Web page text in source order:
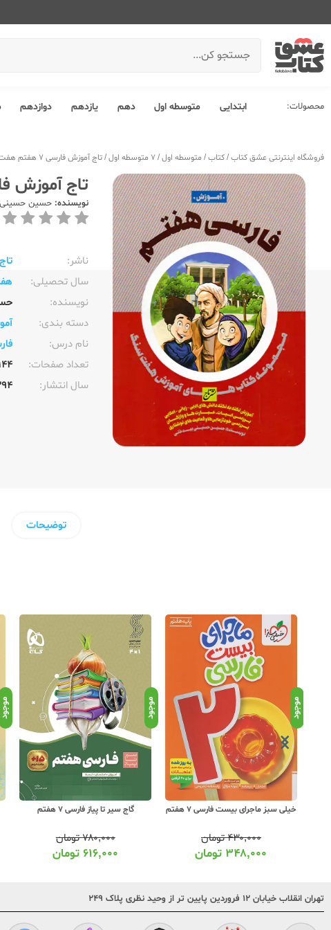
محصولات: ابتدایی متوسطه اول دهم یازدهم دوازدهم
فروشگاه اینترنتی عشق کتاب/کتاب/ متوسطه اول/ 7 متوسطه اول /تاج آموزش فارسی 7 هفتم هفت سنگ
تاج آموزش فارسی 7
نویسنده: حسین حسینی
ناشر:‌
تاج
سال تحصیلی:‌
نویسنده:‌
دسته بندی:
نام درس:
تعداد صفحات:‌
سال انتشار:‌
توضیحات
موجود
گاج سیر تا پیاز فارسی 7 هفتم
۷۸۰,۰۰۰تومان
۶۱۶,۰۰۰تومان
موجود
مبتکران فارسی 7 هفتم طالب تبار
۱,۵۰۰,۰۰۰تومان
۱,۲۰۰,۰۰۰تومان
موجود
تهران انقلاب خیابان ۱۲ فروردین پایین تر از وحید نظری پلاک ۲۴۹